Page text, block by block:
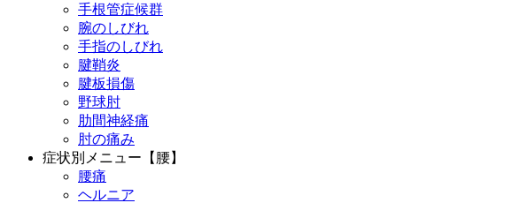
手根管症候群
腕のしびれ
手指のしびれ
腱鞘炎
腱板損傷
野球肘
肋間神経痛
肘の痛み
症状別メニュー【腰】
腰痛
ヘルニア